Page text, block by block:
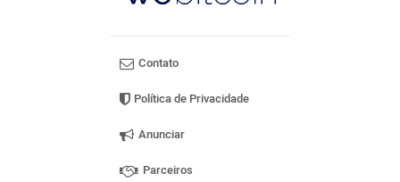
Contato
Política de Privacidade
Anunciar
Parceiros